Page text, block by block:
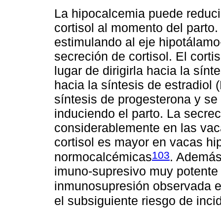
La hipocalcemia puede
cortisol al momento del
estimulando al eje
secreción de cortisol. El
lugar de dirigirla hacia la
hacia la síntesis de estradiol
síntesis de progesterona y
induciendo el parto. La
considerablemente en las
cortisol es mayor en vacas
normocalcémicas103.
imuno-supresivo muy
inmunosupresión observada
el subsiguiente riesgo de